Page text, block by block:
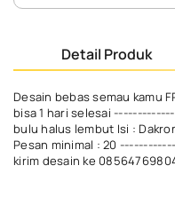
Detail Produk
Desain bebas semau kamu
bisa 1 hari selesai
bulu halus lembut Isi :
Pesan minimal : 20
kirim desain ke